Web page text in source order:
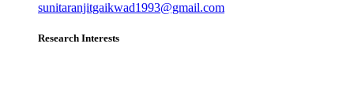
sunitaranjitgaikwad1993@gmail.com
Research Interests